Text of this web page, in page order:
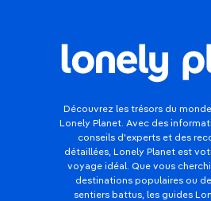
Découvrez les trésors du
Lonely Planet. Avec des
conseils d'experts et des
détaillées, Lonely Planet est
voyage idéal. Que vous
destinations populaires ou
sentiers battus, les guides